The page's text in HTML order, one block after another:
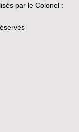
par le Colonel :